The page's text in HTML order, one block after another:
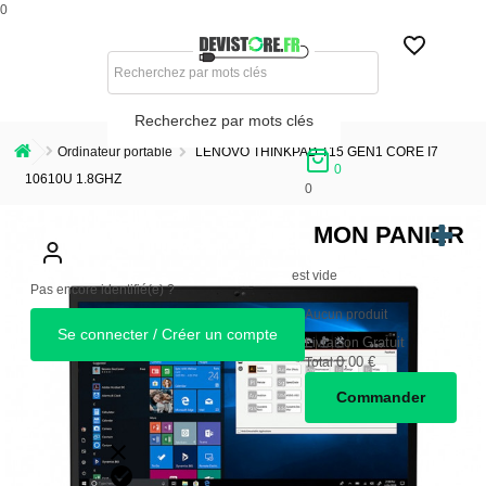
0
Recherchez par mots clés
Pas encore identifié(e) ?
Se connecter / Créer un compte
0
0
MON PANIER
est vide
Aucun produit
Livraison Gratuit
Total 0,00 €
Commander
Ordinateur portable
LENOVO THINKPAD T15 GEN1 CORE I7
10610U 1.8GHZ